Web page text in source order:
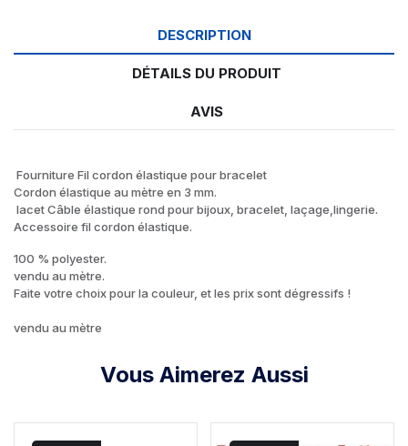
DESCRIPTION
DÉTAILS DU PRODUIT
AVIS
Fourniture Fil cordon élastique pour bracelet
Cordon élastique au mètre en 3 mm.
lacet Câble élastique rond pour bijoux, bracelet, laçage,lingerie.
Accessoire fil cordon élastique.
100 % polyester.
vendu au mètre.
Faite votre choix pour la couleur, et les prix sont dégressifs !
vendu au mètre
Vous Aimerez Aussi